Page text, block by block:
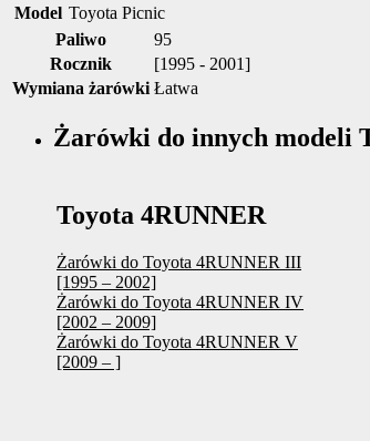
Model Toyota Picnic
Paliwo
95
Rocznik
[1995 - 2001]
Wymiana żarówki Łatwa
Żarówki do innych modeli
Toyota 4RUNNER
Żarówki do Toyota 4RUNNER III
[1995 – 2002]
Żarówki do Toyota 4RUNNER IV
[2002 – 2009]
Żarówki do Toyota 4RUNNER V
[2009 – ]